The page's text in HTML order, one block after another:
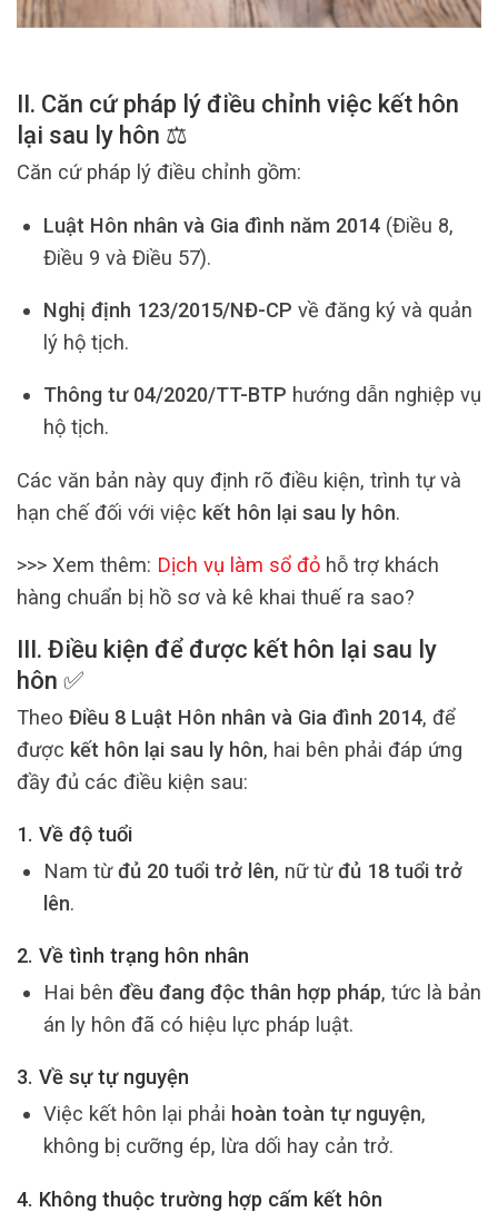
II. Căn cứ pháp lý điều chỉnh việc kết hôn
lại sau ly hôn ⚖️
Căn cứ pháp lý điều chỉnh gồm:
Luật Hôn nhân và Gia đình năm 2014(Điều 8,
Điều 9 và Điều 57).
Nghị định 123/2015/NĐ-CP về đăng ký và quản
lý hộ tịch.
Thông tư 04/2020/TT-BTP hướng dẫn nghiệp vụ
hộ tịch.
Các văn bản này quy định rõ điều kiện, trình tự và
hạn chế đối với việc kết hôn lại sau ly hôn.
>>> Xem thêm: Dịch vụ làm sổ đỏ hỗ trợ khách
hàng chuẩn bị hồ sơ và kê khai thuế ra sao?
III. Điều kiện để được kết hôn lại sau ly
hôn ✅
Theo Điều 8 Luật Hôn nhân và Gia đình 2014, để
được kết hôn lại sau ly hôn, hai bên phải đáp ứng
đầy đủ các điều kiện sau:
1. Về độ tuổi
Nam từđủ 20 tuổi trở lên, nữ từđủ 18 tuổi trở
lên.
2. Về tình trạng hôn nhân
Hai bên đều đang độc thân hợp pháp, tức là bản
án ly hôn đã có hiệu lực pháp luật.
3. Về sự tự nguyện
Việc kết hôn lại phải hoàn toàn tự nguyện,
không bị cưỡng ép, lừa dối hay cản trở.
4. Không thuộc trường hợp cấm kết hôn